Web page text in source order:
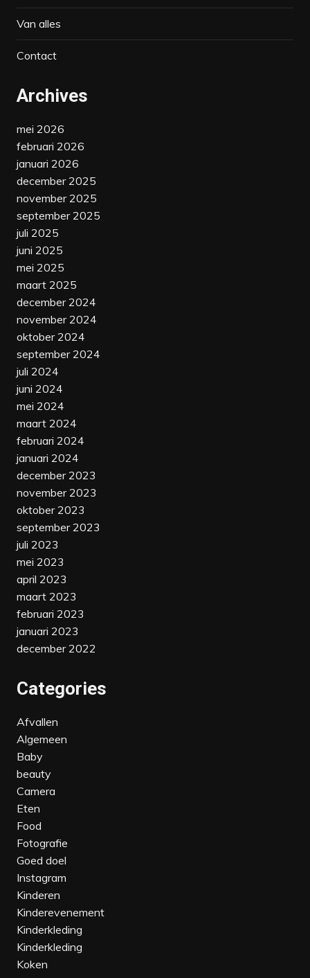
Van alles
Contact
Archives
mei 2026
februari 2026
januari 2026
december 2025
november 2025
september 2025
juli 2025
juni 2025
mei 2025
maart 2025
december 2024
november 2024
oktober 2024
september 2024
juli 2024
juni 2024
mei 2024
maart 2024
februari 2024
januari 2024
december 2023
november 2023
oktober 2023
september 2023
juli 2023
mei 2023
april 2023
maart 2023
februari 2023
januari 2023
december 2022
Categories
Afvallen
Algemeen
Baby
beauty
Camera
Eten
Food
Fotografie
Goed doel
Instagram
Kinderen
Kinderevenement‎
Kinderkleding‎
Kinderkleding
Koken